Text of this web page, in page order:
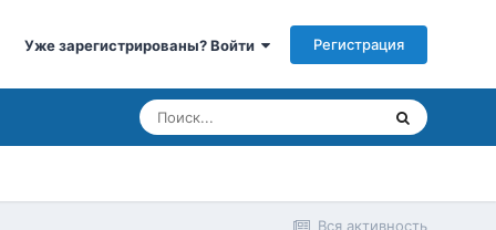
Уже зарегистрированы? Войти Регистрация
Вся активность